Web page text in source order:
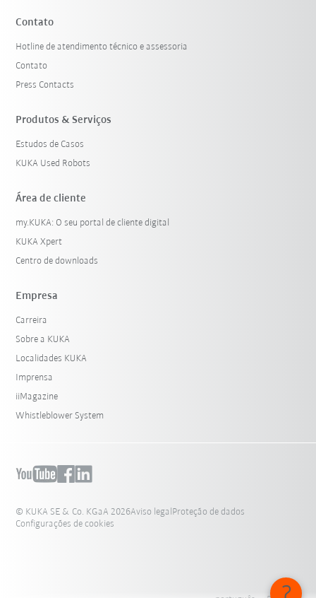
Contato
Hotline de atendimento técnico e assessoria
Contato
Press Contacts
Produtos & Serviços
Estudos de Casos
KUKA Used Robots
Área de cliente
my.KUKA: O seu portal de cliente digital
KUKA Xpert
Centro de downloads
Empresa
Carreira
Sobre a KUKA
Localidades KUKA
Imprensa
iiMagazine
Whistleblower System
© KUKA SE & Co. KGaA 2026Aviso legalProteção de dados
Configurações de cookies